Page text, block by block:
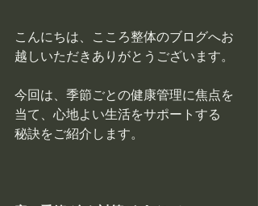
こんにちは、こころ整体のブログへお
越しいただきありがとうございます。
今回は、季節ごとの健康管理に焦点を
当て、心地よい生活をサポートする
秘訣をご紹介します。